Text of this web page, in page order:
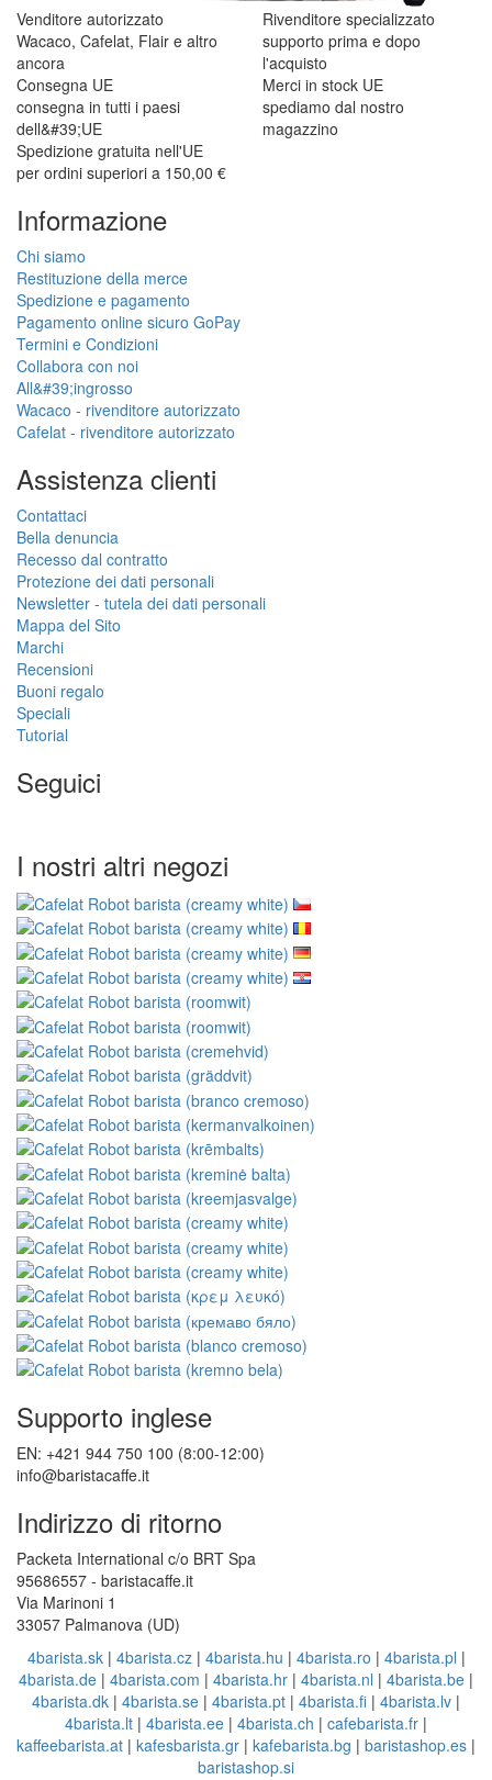
Venditore autorizzato
Wacaco, Cafelat, Flair e altro
ancora
Rivenditore specializzato
supporto prima e dopo
l'acquisto
Consegna UE
consegna in tutti i paesi
dell&#39;UE
Merci in stock UE
spediamo dal nostro
magazzino
Spedizione gratuita nell'UE
per ordini superiori a 150,00 €
Informazione
Chi siamo
Restituzione della merce
Spedizione e pagamento
Pagamento online sicuro GoPay
Termini e Condizioni
Collabora con noi
All&#39;ingrosso
Wacaco - rivenditore autorizzato
Cafelat - rivenditore autorizzato
Assistenza clienti
Contattaci
Bella denuncia
Recesso dal contratto
Protezione dei dati personali
Newsletter - tutela dei dati personali
Mappa del Sito
Marchi
Recensioni
Buoni regalo
Speciali
Tutorial
Seguici
I nostri altri negozi
Supporto inglese
EN: +421 944 750 100 (8:00-12:00)
info@baristacaffe.it
Indirizzo di ritorno
Packeta International c/o BRT Spa
95686557 - baristacaffe.it
Via Marinoni 1
33057 Palmanova (UD)
4barista.sk| 4barista.cz| 4barista.hu | 4barista.ro | 4barista.pl |
4barista.de | 4barista.com | 4barista.hr | 4barista.nl | 4barista.be |
4barista.dk | 4barista.se | 4barista.pt | 4barista.fi | 4barista.lv |
4barista.lt | 4barista.ee | 4barista.ch | cafebarista.fr |
kaffeebarista.at | kafesbarista.gr | kafebarista.bg | baristashop.es |
baristashop.si